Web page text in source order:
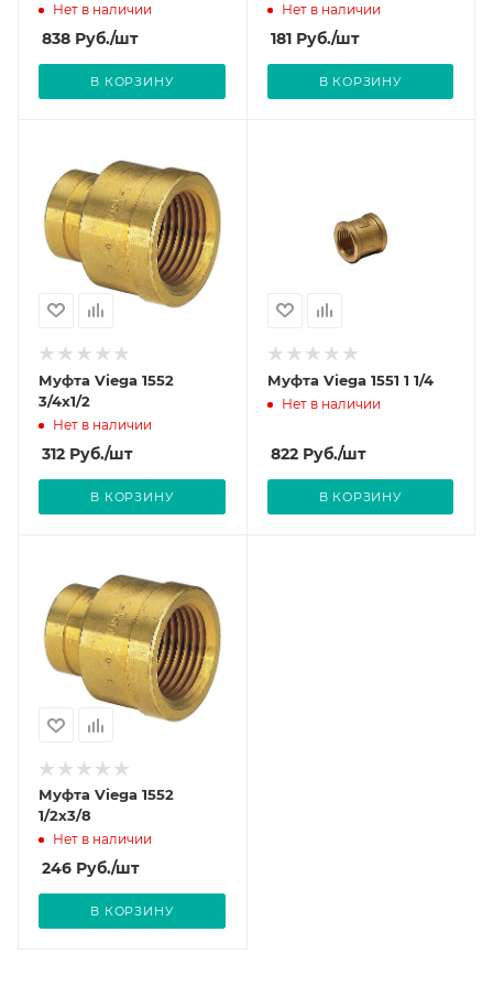
Нет в наличии
838 Руб./шт
В КОРЗИНУ
Нет в наличии
181Руб./шт
В КОРЗИНУ
Муфта Viega 1552
3/4x1/2
Нет в наличии
312 Руб./шт
В КОРЗИНУ
Муфта Viega 1551 1 1/4
Нет в наличии
822Руб./шт
В КОРЗИНУ
Муфта Viega 1552
1/2x3/8
Нет в наличии
246 Руб./шт
В КОРЗИНУ